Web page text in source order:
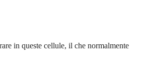
in queste cellule, il che normalmente